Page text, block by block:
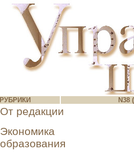
РУБРИКИ N38
От редакции
Экономика
образования